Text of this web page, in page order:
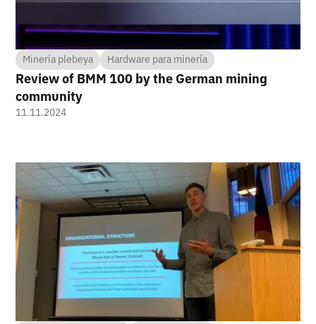
Minería plebeya Hardware para minería
Review of BMM 100 by the German mining
community
11.11.2024